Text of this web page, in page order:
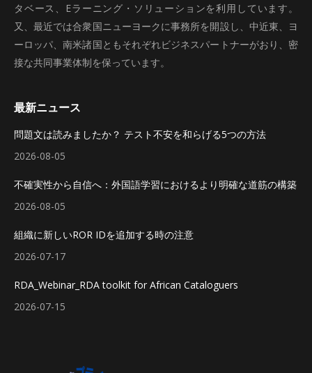
タベース、Eラーニング・ソリューションを利用しています。
又、最近では合衆国ニューヨークに事務所を開設し、中近東、ヨ
ーロッパ、南米諸国ともそれぞれビジネスパートナーがおり、密
接な共同事業体制を保っています。
最新ニュース
問題文は読みましたか？ テスト不安を和らげる5つの方法
2026-08-05
不確実性から自信へ：外国語学習におけるより明確な道筋の構築
2026-08-05
組織に新しいROR IDを追加する時の注意
2026-07-17
RDA_Webinar_RDA toolkit for African Cataloguers
2026-07-15